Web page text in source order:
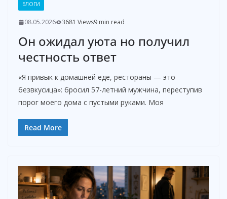
БЛОГИ
08.05.2026 3681 Views9 min read
Он ожидал уюта но получил
честность ответ
«Я привык к домашней еде, рестораны — это
безвкусица»: бросил 57-летний мужчина, переступив
порог моего дома с пустыми руками. Моя
Read More